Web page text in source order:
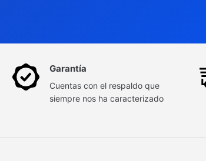
Garantía
Cuentas con el respaldo que
siempre nos ha caracterizado